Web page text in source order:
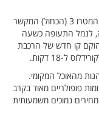
הבשורה הטובה ביותר לקורידאלוס היא המטרו. קו המטרו 3 (הכחול) המקשר
לנמל התעופה כשעה
ולנמל פיראוס. תחנת קורידלוס - ב- 2020 הוקם קו חדש של הרכבת
ל-18 דקות.
מהאוכל המקומי.
פופולריים מאוד בקרב
נמוכים משמעותית